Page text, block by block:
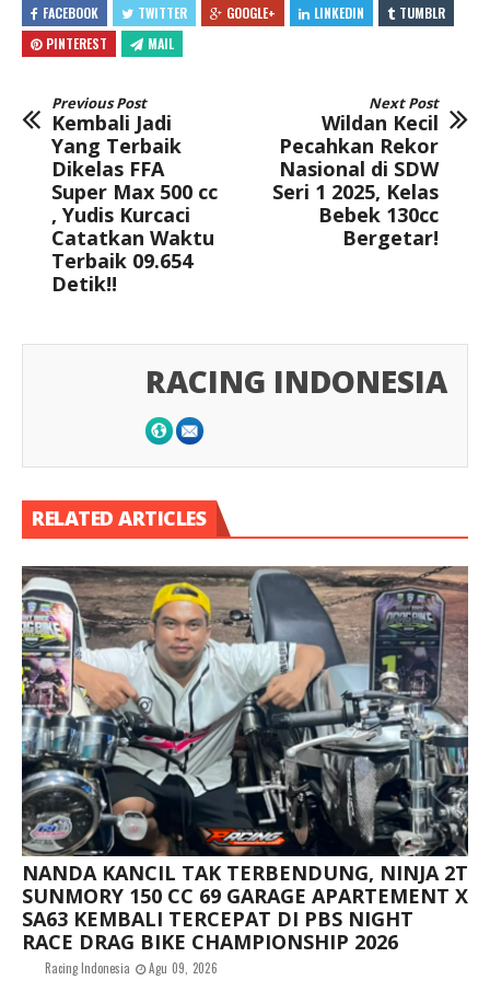
FACEBOOK TWITTER GOOGLE+ LINKEDIN
TUMBLR
PINTEREST
MAIL
Previous Post
Kembali Jadi
Yang Terbaik
Dikelas FFA
Super Max 500 cc
, Yudis Kurcaci
Catatkan Waktu
Terbaik 09.654
Detik!!
Next Post
Wildan Kecil
Pecahkan Rekor
Nasional di SDW
Seri 1 2025, Kelas
Bebek 130cc
Bergetar!
RACING INDONESIA
RELATED ARTICLES
NANDA KANCIL TAK TERBENDUNG, NINJA 2T
SUNMORY 150 CC 69 GARAGE APARTEMENT X
SA63 KEMBALI TERCEPAT DI PBS NIGHT
RACE DRAG BIKE CHAMPIONSHIP 2026
Racing Indonesia Agu 09, 2026